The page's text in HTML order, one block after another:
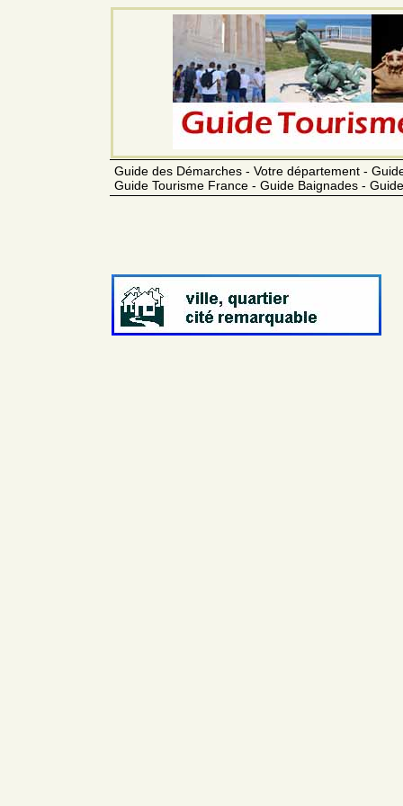
Guide des Démarches - Votre département -
Guide Tourisme France - Guide Baignades -